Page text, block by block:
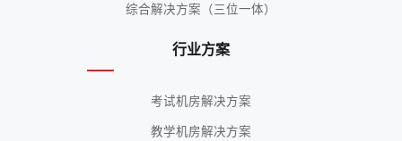
综合解决方案（三位一体）
行业方案
考试机房解决方案
教学机房解决方案